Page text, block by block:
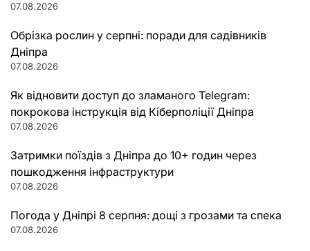
07.08.2026
Обрізка рослин у серпні: поради для садівників
Дніпра
07.08.2026
Як відновити доступ до зламаного Telegram:
покрокова інструкція від Кіберполіції Дніпра
07.08.2026
Затримки поїздів з Дніпра до 10+ годин через
пошкодження інфраструктури
07.08.2026
Погода у Дніпрі 8 серпня: дощі з грозами та спека
07.08.2026